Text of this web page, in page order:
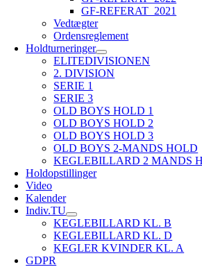
GF-REFERAT_2021
Vedtægter
Ordensreglement
Holdturneringer
ELITEDIVISIONEN
2. DIVISION
SERIE 1
SERIE 3
OLD BOYS HOLD 1
OLD BOYS HOLD 2
OLD BOYS HOLD 3
OLD BOYS 2-MANDS HOLD
KEGLEBILLARD 2 MANDS
Holdopstillinger
Video
Kalender
Indiv.TU
KEGLEBILLARD KL. B
KEGLEBILLARD KL. D
KEGLER KVINDER KL. A
GDPR